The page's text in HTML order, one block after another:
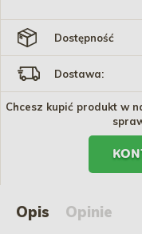
Dostępność
Dostawa:
Chcesz kupić produkt w
Opis Opinie